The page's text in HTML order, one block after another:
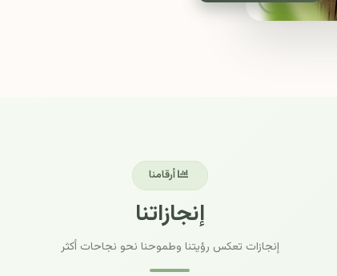
أرقامنا
إنجازاتنا
إنجازات تعكس رؤيتنا وطموحنا نحو نجاحات أكثر